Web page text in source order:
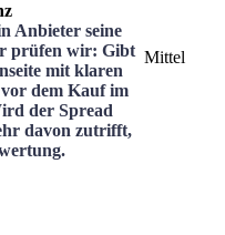
Anbieter seine
prüfen wir: Gibt
mit klaren
dem Kauf im
der Spread
davon zutrifft,
Mittel